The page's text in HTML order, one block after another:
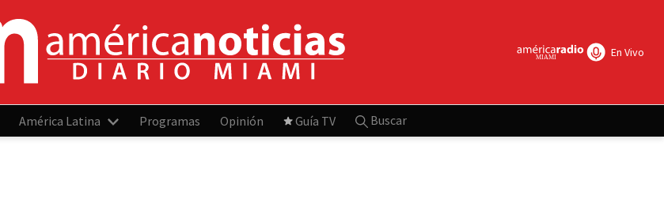
En Vivo
América Latina Programas Opinión Guía TV Buscar